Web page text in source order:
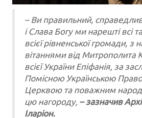
– Ви правильний,
і Слава Богу ми нарешті всі
всієї рівненської громади,
вітаннями від Митрополита
всієї України Епіфанія, за
Помісною Українською
Церквою та поважним
цю нагороду, – зазначив
Іларіон.